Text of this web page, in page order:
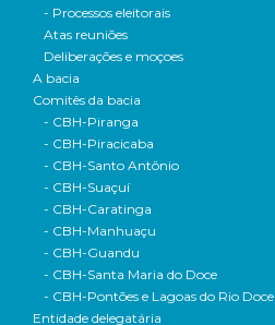
- Processos eleitorais
Atas reuniões
Deliberações e moçoes
A bacia
Comitês da bacia
- CBH-Piranga
- CBH-Piracicaba
- CBH-Santo Antônio
- CBH-Suaçuí
- CBH-Caratinga
- CBH-Manhuaçu
- CBH-Guandu
- CBH-Santa Maria do Doce
- CBH-Pontões e Lagoas do Rio Doce
Entidade delegatária